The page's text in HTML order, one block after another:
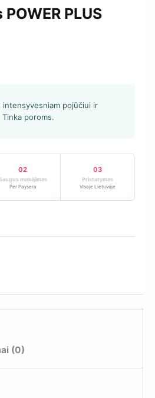
PLUS
intensyvesniam pojūčiui ir
poroms.
02
mokėjimas
Per Paysera
03
Pristatymas
Visoje Lietuvoje
(0)